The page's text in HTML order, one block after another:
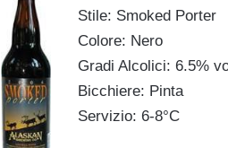
Stile: Smoked Porter
Colore: Nero
Gradi Alcolici: 6.5%
Bicchiere: Pinta
Servizio: 6-8°C